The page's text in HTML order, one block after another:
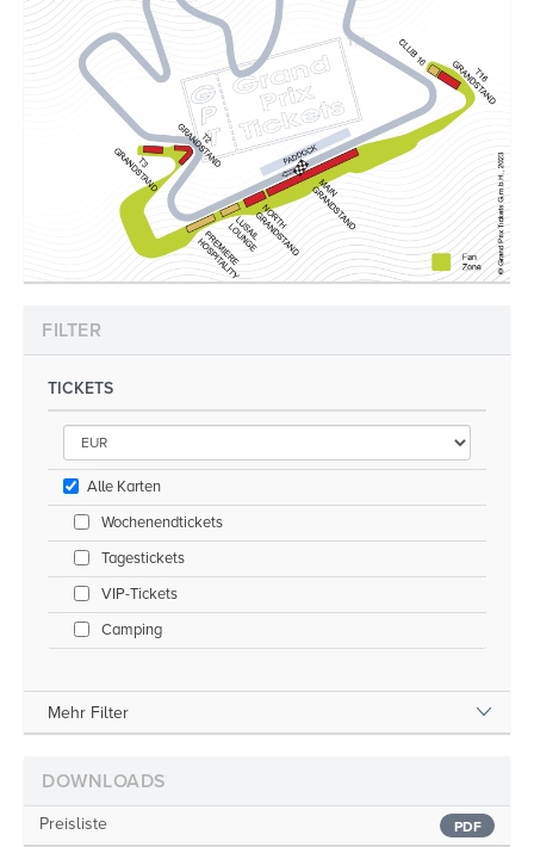
FILTER
TICKETS
Alle Karten
Wochenendtickets
Tagestickets
VIP-Tickets
Camping
Mehr Filter
DOWNLOADS
Preisliste PDF